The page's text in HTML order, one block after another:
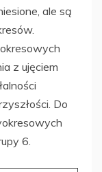
ale są
z ujęciem
Do
6.